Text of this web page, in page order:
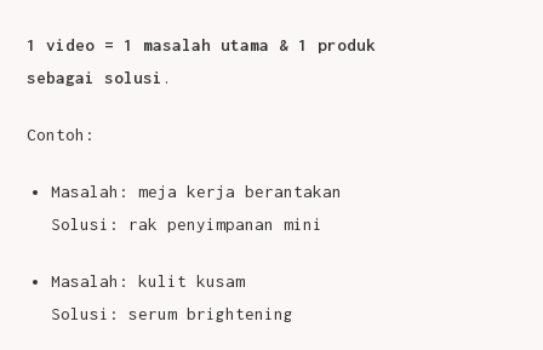
1 video = 1 masalah utama & 1 produk
sebagai solusi .
Contoh:
Masalah: meja kerja berantakan
Solusi: rak penyimpanan mini
Masalah: kulit kusam
Solusi: serum brightening